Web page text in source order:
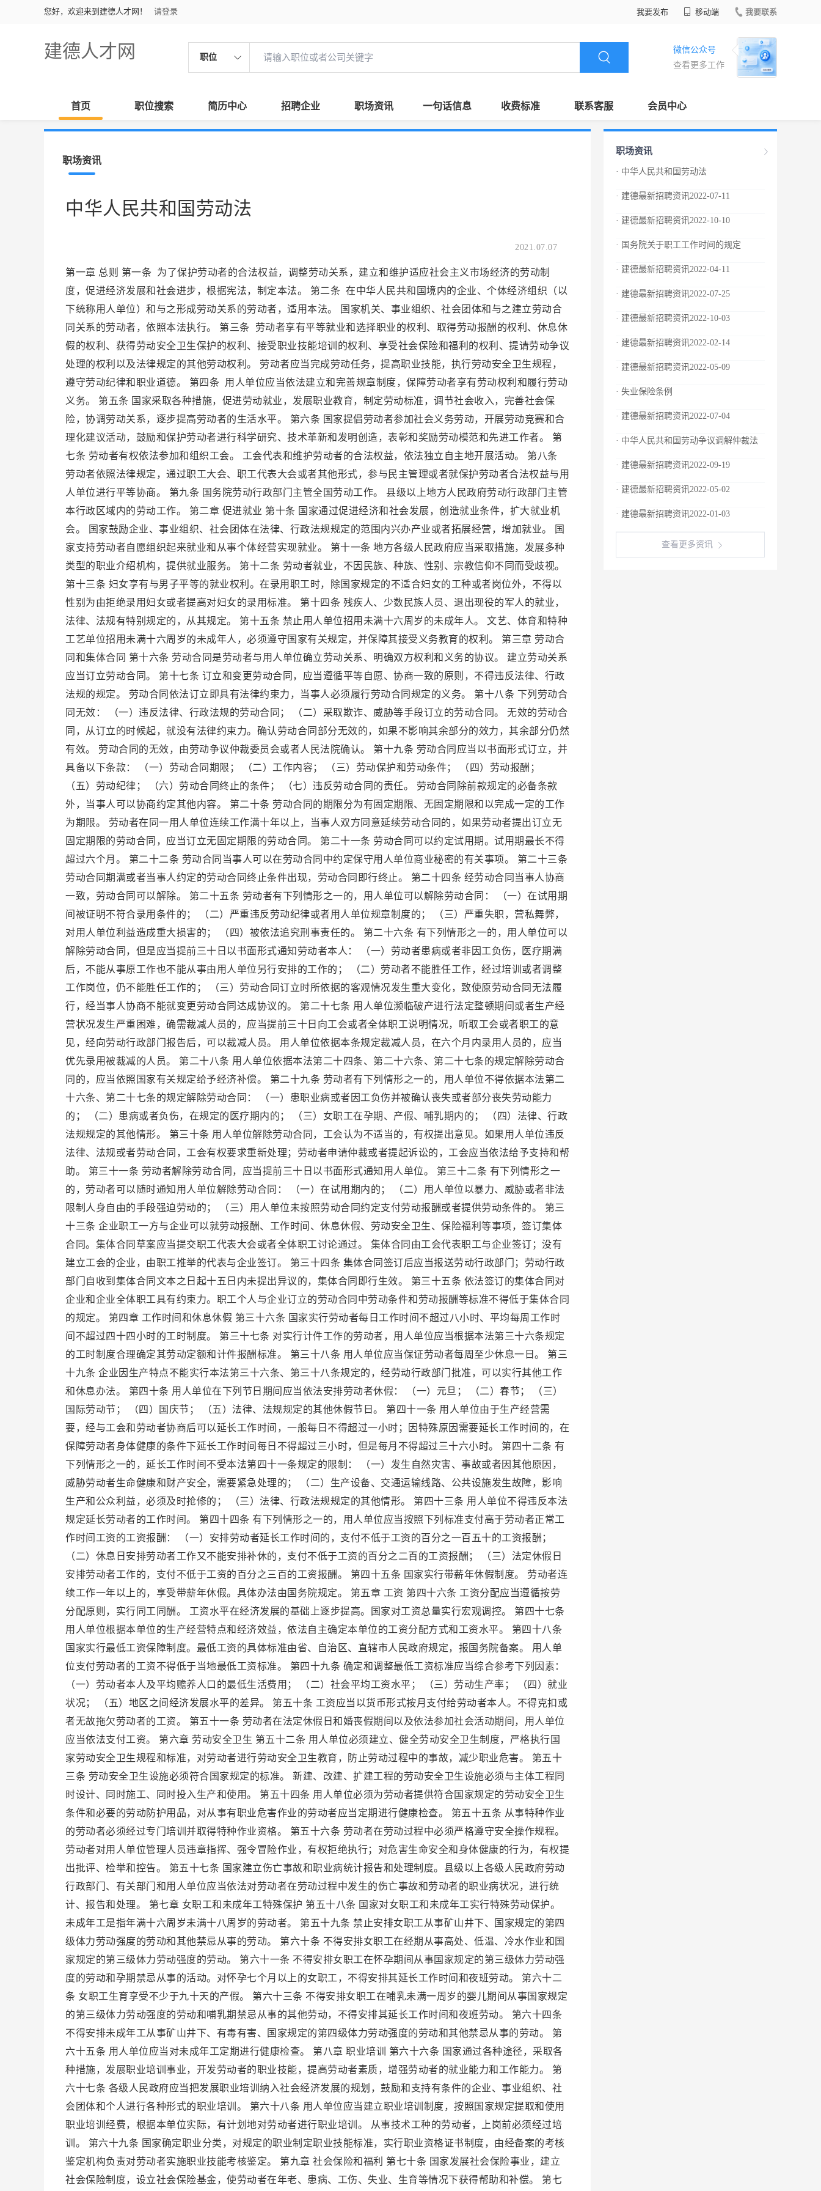
您好，欢迎来到建德人才网！ 请登录 我要发布 移动端 我要联系
建德人才网 职位
微信公众号
查看更多工作
首页 职位搜索 简历中心 招聘企业 职场资讯 一句话信息 收费标准 联系客服 会员中心
职场资讯
中华人民共和国劳动法
2021.07.07
第一章 总则 第一条 为了保护劳动者的合法权益，调整劳动关系，建立和维护适应社会主义市场经济的劳动制
度，促进经济发展和社会进步，根据宪法，制定本法。 第二条 在中华人民共和国境内的企业、个体经济组织（以
下统称用人单位）和与之形成劳动关系的劳动者，适用本法。 国家机关、事业组织、社会团体和与之建立劳动合
同关系的劳动者，依照本法执行。 第三条 劳动者享有平等就业和选择职业的权利、取得劳动报酬的权利、休息休
假的权利、获得劳动安全卫生保护的权利、接受职业技能培训的权利、享受社会保险和福利的权利、提请劳动争议
处理的权利以及法律规定的其他劳动权利。 劳动者应当完成劳动任务，提高职业技能，执行劳动安全卫生规程，
遵守劳动纪律和职业道德。 第四条 用人单位应当依法建立和完善规章制度，保障劳动者享有劳动权利和履行劳动
义务。 第五条 国家采取各种措施，促进劳动就业，发展职业教育，制定劳动标准，调节社会收入，完善社会保
险，协调劳动关系，逐步提高劳动者的生活水平。 第六条 国家提倡劳动者参加社会义务劳动，开展劳动竞赛和合
理化建议活动，鼓励和保护劳动者进行科学研究、技术革新和发明创造，表彰和奖励劳动模范和先进工作者。 第
七条 劳动者有权依法参加和组织工会。 工会代表和维护劳动者的合法权益，依法独立自主地开展活动。 第八条
劳动者依照法律规定，通过职工大会、职工代表大会或者其他形式，参与民主管理或者就保护劳动者合法权益与用
人单位进行平等协商。 第九条 国务院劳动行政部门主管全国劳动工作。 县级以上地方人民政府劳动行政部门主管
本行政区域内的劳动工作。 第二章 促进就业 第十条 国家通过促进经济和社会发展，创造就业条件，扩大就业机
会。 国家鼓励企业、事业组织、社会团体在法律、行政法规规定的范围内兴办产业或者拓展经营，增加就业。 国
家支持劳动者自愿组织起来就业和从事个体经营实现就业。 第十一条 地方各级人民政府应当采取措施，发展多种
类型的职业介绍机构，提供就业服务。 第十二条 劳动者就业，不因民族、种族、性别、宗教信仰不同而受歧视。
第十三条 妇女享有与男子平等的就业权利。在录用职工时，除国家规定的不适合妇女的工种或者岗位外，不得以
性别为由拒绝录用妇女或者提高对妇女的录用标准。 第十四条 残疾人、少数民族人员、退出现役的军人的就业，
法律、法规有特别规定的，从其规定。 第十五条 禁止用人单位招用未满十六周岁的未成年人。 文艺、体育和特种
工艺单位招用未满十六周岁的未成年人，必须遵守国家有关规定，并保障其接受义务教育的权利。 第三章 劳动合
同和集体合同 第十六条 劳动合同是劳动者与用人单位确立劳动关系、明确双方权利和义务的协议。 建立劳动关系
应当订立劳动合同。 第十七条 订立和变更劳动合同，应当遵循平等自愿、协商一致的原则，不得违反法律、行政
法规的规定。 劳动合同依法订立即具有法律约束力，当事人必须履行劳动合同规定的义务。 第十八条 下列劳动合
同无效： （一）违反法律、行政法规的劳动合同； （二）采取欺诈、威胁等手段订立的劳动合同。 无效的劳动合
同，从订立的时候起，就没有法律约束力。确认劳动合同部分无效的，如果不影响其余部分的效力，其余部分仍然
有效。 劳动合同的无效，由劳动争议仲裁委员会或者人民法院确认。 第十九条 劳动合同应当以书面形式订立，并
具备以下条款： （一）劳动合同期限； （二）工作内容； （三）劳动保护和劳动条件； （四）劳动报酬；
（五）劳动纪律； （六）劳动合同终止的条件； （七）违反劳动合同的责任。 劳动合同除前款规定的必备条款
外，当事人可以协商约定其他内容。 第二十条 劳动合同的期限分为有固定期限、无固定期限和以完成一定的工作
为期限。 劳动者在同一用人单位连续工作满十年以上，当事人双方同意延续劳动合同的，如果劳动者提出订立无
固定期限的劳动合同，应当订立无固定期限的劳动合同。 第二十一条 劳动合同可以约定试用期。试用期最长不得
超过六个月。 第二十二条 劳动合同当事人可以在劳动合同中约定保守用人单位商业秘密的有关事项。 第二十三条
劳动合同期满或者当事人约定的劳动合同终止条件出现，劳动合同即行终止。 第二十四条 经劳动合同当事人协商
一致，劳动合同可以解除。 第二十五条 劳动者有下列情形之一的，用人单位可以解除劳动合同： （一）在试用期
间被证明不符合录用条件的； （二）严重违反劳动纪律或者用人单位规章制度的； （三）严重失职，营私舞弊，
对用人单位利益造成重大损害的； （四）被依法追究刑事责任的。 第二十六条 有下列情形之一的，用人单位可以
解除劳动合同，但是应当提前三十日以书面形式通知劳动者本人： （一）劳动者患病或者非因工负伤，医疗期满
后，不能从事原工作也不能从事由用人单位另行安排的工作的； （二）劳动者不能胜任工作，经过培训或者调整
工作岗位，仍不能胜任工作的； （三）劳动合同订立时所依据的客观情况发生重大变化，致使原劳动合同无法履
行，经当事人协商不能就变更劳动合同达成协议的。 第二十七条 用人单位濒临破产进行法定整顿期间或者生产经
营状况发生严重困难，确需裁减人员的，应当提前三十日向工会或者全体职工说明情况，听取工会或者职工的意
见，经向劳动行政部门报告后，可以裁减人员。 用人单位依据本条规定裁减人员，在六个月内录用人员的，应当
优先录用被裁减的人员。 第二十八条 用人单位依据本法第二十四条、第二十六条、第二十七条的规定解除劳动合
同的，应当依照国家有关规定给予经济补偿。 第二十九条 劳动者有下列情形之一的，用人单位不得依据本法第二
十六条、第二十七条的规定解除劳动合同： （一）患职业病或者因工负伤并被确认丧失或者部分丧失劳动能力
的； （二）患病或者负伤，在规定的医疗期内的； （三）女职工在孕期、产假、哺乳期内的； （四）法律、行政
法规规定的其他情形。 第三十条 用人单位解除劳动合同，工会认为不适当的，有权提出意见。如果用人单位违反
法律、法规或者劳动合同，工会有权要求重新处理；劳动者申请仲裁或者提起诉讼的，工会应当依法给予支持和帮
助。 第三十一条 劳动者解除劳动合同，应当提前三十日以书面形式通知用人单位。 第三十二条 有下列情形之一
的，劳动者可以随时通知用人单位解除劳动合同： （一）在试用期内的； （二）用人单位以暴力、威胁或者非法
限制人身自由的手段强迫劳动的； （三）用人单位未按照劳动合同约定支付劳动报酬或者提供劳动条件的。 第三
十三条 企业职工一方与企业可以就劳动报酬、工作时间、休息休假、劳动安全卫生、保险福利等事项，签订集体
合同。集体合同草案应当提交职工代表大会或者全体职工讨论通过。 集体合同由工会代表职工与企业签订；没有
建立工会的企业，由职工推举的代表与企业签订。 第三十四条 集体合同签订后应当报送劳动行政部门；劳动行政
部门自收到集体合同文本之日起十五日内未提出异议的，集体合同即行生效。 第三十五条 依法签订的集体合同对
企业和企业全体职工具有约束力。职工个人与企业订立的劳动合同中劳动条件和劳动报酬等标准不得低于集体合同
的规定。 第四章 工作时间和休息休假 第三十六条 国家实行劳动者每日工作时间不超过八小时、平均每周工作时
间不超过四十四小时的工时制度。 第三十七条 对实行计件工作的劳动者，用人单位应当根据本法第三十六条规定
的工时制度合理确定其劳动定额和计件报酬标准。 第三十八条 用人单位应当保证劳动者每周至少休息一日。 第三
十九条 企业因生产特点不能实行本法第三十六条、第三十八条规定的，经劳动行政部门批准，可以实行其他工作
和休息办法。 第四十条 用人单位在下列节日期间应当依法安排劳动者休假： （一）元旦； （二）春节； （三）
国际劳动节； （四）国庆节； （五）法律、法规规定的其他休假节日。 第四十一条 用人单位由于生产经营需
要，经与工会和劳动者协商后可以延长工作时间，一般每日不得超过一小时；因特殊原因需要延长工作时间的，在
保障劳动者身体健康的条件下延长工作时间每日不得超过三小时，但是每月不得超过三十六小时。 第四十二条 有
下列情形之一的，延长工作时间不受本法第四十一条规定的限制： （一）发生自然灾害、事故或者因其他原因，
威胁劳动者生命健康和财产安全，需要紧急处理的； （二）生产设备、交通运输线路、公共设施发生故障，影响
生产和公众利益，必须及时抢修的； （三）法律、行政法规规定的其他情形。 第四十三条 用人单位不得违反本法
规定延长劳动者的工作时间。 第四十四条 有下列情形之一的，用人单位应当按照下列标准支付高于劳动者正常工
作时间工资的工资报酬： （一）安排劳动者延长工作时间的，支付不低于工资的百分之一百五十的工资报酬；
（二）休息日安排劳动者工作又不能安排补休的，支付不低于工资的百分之二百的工资报酬； （三）法定休假日
安排劳动者工作的，支付不低于工资的百分之三百的工资报酬。 第四十五条 国家实行带薪年休假制度。 劳动者连
续工作一年以上的，享受带薪年休假。具体办法由国务院规定。 第五章 工资 第四十六条 工资分配应当遵循按劳
分配原则，实行同工同酬。 工资水平在经济发展的基础上逐步提高。国家对工资总量实行宏观调控。 第四十七条
用人单位根据本单位的生产经营特点和经济效益，依法自主确定本单位的工资分配方式和工资水平。 第四十八条
国家实行最低工资保障制度。最低工资的具体标准由省、自治区、直辖市人民政府规定，报国务院备案。 用人单
位支付劳动者的工资不得低于当地最低工资标准。 第四十九条 确定和调整最低工资标准应当综合参考下列因素：
（一）劳动者本人及平均赡养人口的最低生活费用； （二）社会平均工资水平； （三）劳动生产率； （四）就业
状况； （五）地区之间经济发展水平的差异。 第五十条 工资应当以货币形式按月支付给劳动者本人。不得克扣或
者无故拖欠劳动者的工资。 第五十一条 劳动者在法定休假日和婚丧假期间以及依法参加社会活动期间，用人单位
应当依法支付工资。 第六章 劳动安全卫生 第五十二条 用人单位必须建立、健全劳动安全卫生制度，严格执行国
家劳动安全卫生规程和标准，对劳动者进行劳动安全卫生教育，防止劳动过程中的事故，减少职业危害。 第五十
三条 劳动安全卫生设施必须符合国家规定的标准。 新建、改建、扩建工程的劳动安全卫生设施必须与主体工程同
时设计、同时施工、同时投入生产和使用。 第五十四条 用人单位必须为劳动者提供符合国家规定的劳动安全卫生
条件和必要的劳动防护用品，对从事有职业危害作业的劳动者应当定期进行健康检查。 第五十五条 从事特种作业
的劳动者必须经过专门培训并取得特种作业资格。 第五十六条 劳动者在劳动过程中必须严格遵守安全操作规程。
劳动者对用人单位管理人员违章指挥、强令冒险作业，有权拒绝执行；对危害生命安全和身体健康的行为，有权提
出批评、检举和控告。 第五十七条 国家建立伤亡事故和职业病统计报告和处理制度。县级以上各级人民政府劳动
行政部门、有关部门和用人单位应当依法对劳动者在劳动过程中发生的伤亡事故和劳动者的职业病状况，进行统
计、报告和处理。 第七章 女职工和未成年工特殊保护 第五十八条 国家对女职工和未成年工实行特殊劳动保护。
未成年工是指年满十六周岁未满十八周岁的劳动者。 第五十九条 禁止安排女职工从事矿山井下、国家规定的第四
级体力劳动强度的劳动和其他禁忌从事的劳动。 第六十条 不得安排女职工在经期从事高处、低温、冷水作业和国
家规定的第三级体力劳动强度的劳动。 第六十一条 不得安排女职工在怀孕期间从事国家规定的第三级体力劳动强
度的劳动和孕期禁忌从事的活动。对怀孕七个月以上的女职工，不得安排其延长工作时间和夜班劳动。 第六十二
条 女职工生育享受不少于九十天的产假。 第六十三条 不得安排女职工在哺乳未满一周岁的婴儿期间从事国家规定
的第三级体力劳动强度的劳动和哺乳期禁忌从事的其他劳动，不得安排其延长工作时间和夜班劳动。 第六十四条
不得安排未成年工从事矿山井下、有毒有害、国家规定的第四级体力劳动强度的劳动和其他禁忌从事的劳动。 第
六十五条 用人单位应当对未成年工定期进行健康检查。 第八章 职业培训 第六十六条 国家通过各种途径，采取各
种措施，发展职业培训事业，开发劳动者的职业技能，提高劳动者素质，增强劳动者的就业能力和工作能力。 第
六十七条 各级人民政府应当把发展职业培训纳入社会经济发展的规划，鼓励和支持有条件的企业、事业组织、社
会团体和个人进行各种形式的职业培训。 第六十八条 用人单位应当建立职业培训制度，按照国家规定提取和使用
职业培训经费，根据本单位实际，有计划地对劳动者进行职业培训。 从事技术工种的劳动者，上岗前必须经过培
训。 第六十九条 国家确定职业分类，对规定的职业制定职业技能标准，实行职业资格证书制度，由经备案的考核
鉴定机构负责对劳动者实施职业技能考核鉴定。 第九章 社会保险和福利 第七十条 国家发展社会保险事业，建立
社会保险制度，设立社会保险基金，使劳动者在年老、患病、工伤、失业、生育等情况下获得帮助和补偿。 第七
职场资讯
· 中华人民共和国劳动法
· 建德最新招聘资讯2022-07-11
· 建德最新招聘资讯2022-10-10
· 国务院关于职工工作时间的规定
· 建德最新招聘资讯2022-04-11
· 建德最新招聘资讯2022-07-25
· 建德最新招聘资讯2022-10-03
· 建德最新招聘资讯2022-02-14
· 建德最新招聘资讯2022-05-09
· 失业保险条例
· 建德最新招聘资讯2022-07-04
· 中华人民共和国劳动争议调解仲裁法
· 建德最新招聘资讯2022-09-19
· 建德最新招聘资讯2022-05-02
· 建德最新招聘资讯2022-01-03
查看更多资讯